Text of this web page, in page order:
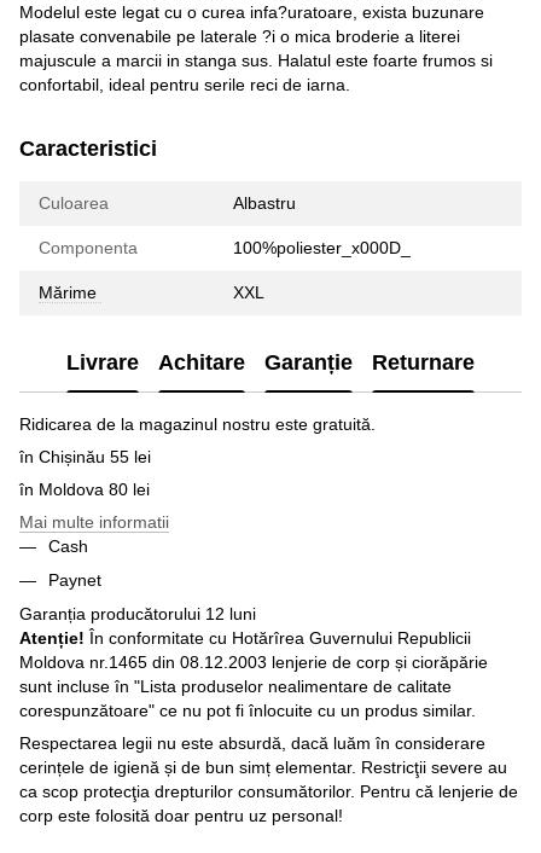
Modelul este legat cu o curea infa?uratoare, exista buzunare
plasate convenabile pe laterale ?i o mica broderie a literei
majuscule a marcii in stanga sus. Halatul este foarte frumos si
confortabil, ideal pentru serile reci de iarna.
Caracteristici
Culoarea Albastru
Componenta 100%poliester_x000D_
Mărime XXL
Livrare Achitare Garanție Returnare
Ridicarea de la magazinul nostru este gratuită.
în Chișinău 55 lei
în Moldova 80 lei
Mai multe informatii
Cash
Paynet
Garanția producătorului 12 luni
Atenție! În conformitate cu Hotărîrea Guvernului Republicii
Moldova nr.1465 din 08.12.2003 lenjerie de corp și ciorăpărie
sunt incluse în "Lista produselor nealimentare de calitate
corespunzătoare" ce nu pot fi înlocuite cu un produs similar.
Respectarea legii nu este absurdă, dacă luăm în considerare
cerințele de igienă și de bun simț elementar. Restricţii severe au
ca scop protecţia drepturilor consumătorilor. Pentru că lenjerie de
corp este folosită doar pentru uz personal!